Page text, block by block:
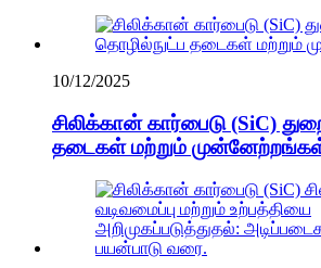
10/12/2025
சிலிக்கான் கார்பைடு (SiC)
தடைகள் மற்றும்